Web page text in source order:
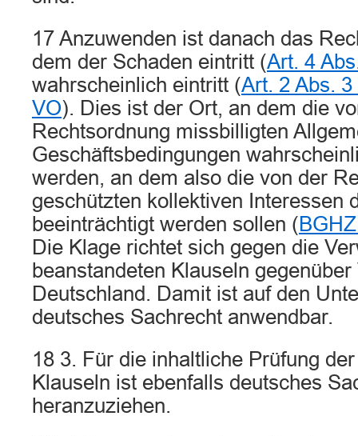
17 Anzuwenden ist danach das
dem der Schaden eintritt (Art. 4
wahrscheinlich eintritt (Art. 2 Abs.
VO). Dies ist der Ort, an dem die
Rechtsordnung missbilligten
Geschäftsbedingungen
werden, an dem also die von der
geschützten kollektiven Interessen
beeinträchtigt werden sollen (
Die Klage richtet sich gegen die
beanstandeten Klauseln
Deutschland. Damit ist auf den
deutsches Sachrecht anwendbar.
18 3. Für die inhaltliche Prüfung
Klauseln ist ebenfalls deutsches
heranzuziehen.